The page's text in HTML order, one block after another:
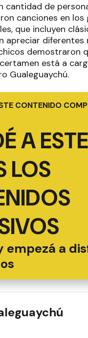
cantidad de
canciones en
que incluyen
apreciar
demostraron
está a
Gualeguaychú.
CONTENIDO
A
LOS
empezá a